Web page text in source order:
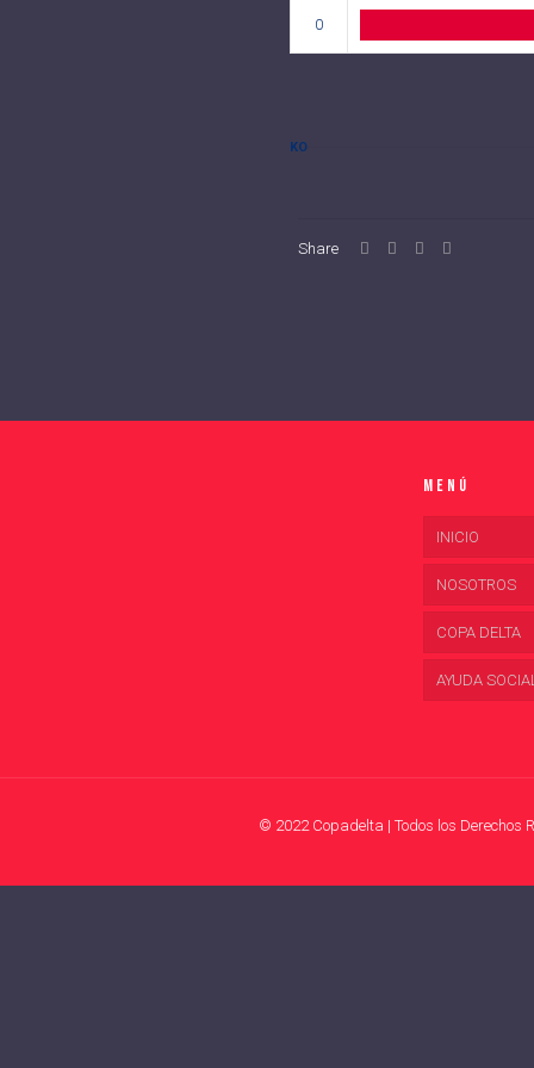
0
KO
Share
Menú
INICIO
NOSOTROS
COPA DELTA
AYUDA
© 2022 Copadelta | Todos los Derechos